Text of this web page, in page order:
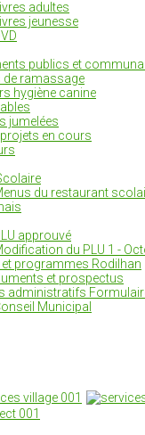
Livres adultes
Livres jeunesse
publics et
de ramassage
hygiène canine
jumelées
en cours
du restaurant
approuvé
du PLU 1 -
programmes Rodilhan
et prospectus
administratifs
Municipal